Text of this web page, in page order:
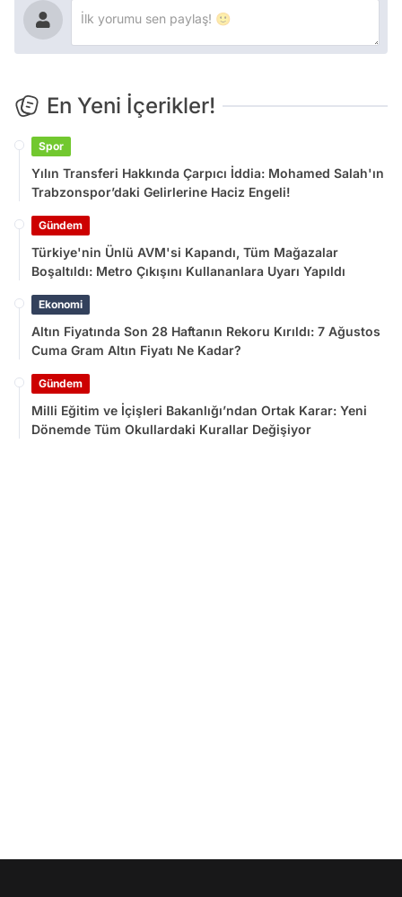
En Yeni İçerikler!
Spor
Yılın Transferi Hakkında Çarpıcı İddia: Mohamed Salah'ın
Trabzonspor’daki Gelirlerine Haciz Engeli!
Gündem
Türkiye'nin Ünlü AVM'si Kapandı, Tüm Mağazalar
Boşaltıldı: Metro Çıkışını Kullananlara Uyarı Yapıldı
Ekonomi
Altın Fiyatında Son 28 Haftanın Rekoru Kırıldı: 7 Ağustos
Cuma Gram Altın Fiyatı Ne Kadar?
Gündem
Milli Eğitim ve İçişleri Bakanlığı’ndan Ortak Karar: Yeni
Dönemde Tüm Okullardaki Kurallar Değişiyor